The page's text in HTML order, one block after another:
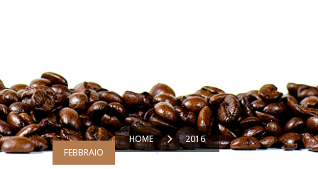
HOME
2016
FEBBRAIO